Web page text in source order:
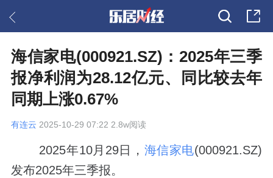
海信家电(000921.SZ)：2025年三季
报净利润为28.12亿元、同比较去年
同期上涨0.67%
有连云 2025-10-29 07:22 2.8w阅读
2025年10月29日， 海信家电(000921.SZ)
发布2025年三季报。